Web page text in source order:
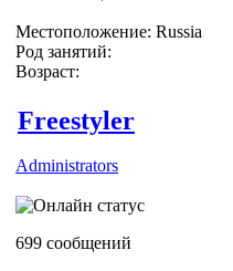
Местоположение: Russia
Род занятий:
Возраст:
Freestyler
Administrators
699 сообщений